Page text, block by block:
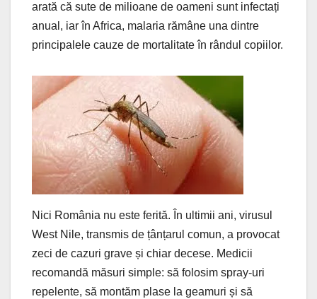
arată că sute de milioane de oameni sunt infectați
anual, iar în Africa, malaria rămâne una dintre
principalele cauze de mortalitate în rândul copiilor.
Nici România nu este ferită. În ultimii ani, virusul
West Nile, transmis de țânțarul comun, a provocat
zeci de cazuri grave și chiar decese. Medicii
recomandă măsuri simple: să folosim spray-uri
repelente, să montăm plase la geamuri și să